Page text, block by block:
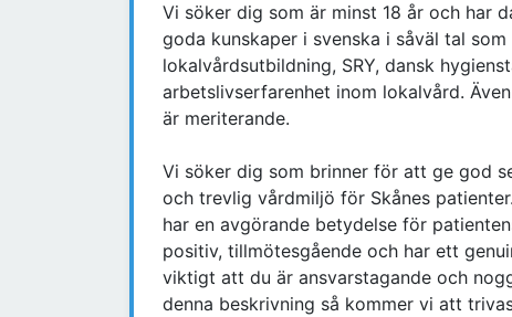
Vi söker dig som är minst 18 år och har
goda kunskaper i svenska i såväl tal
lokalvårdsutbildning, SRY, dansk
arbetslivserfarenhet inom lokalvård.
är meriterande.
Vi söker dig som brinner för att ge god
och trevlig vårdmiljö för Skånes
har en avgörande betydelse för
positiv, tillmötesgående och har ett
viktigt att du är ansvarstagande och
denna beskrivning så kommer vi att